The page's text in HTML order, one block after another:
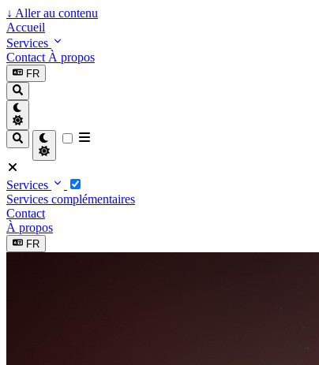
↓ Aller au contenu
Accueil
Services
Contact À propos
FR
Services
Services complémentaires
Contact
À propos
FR